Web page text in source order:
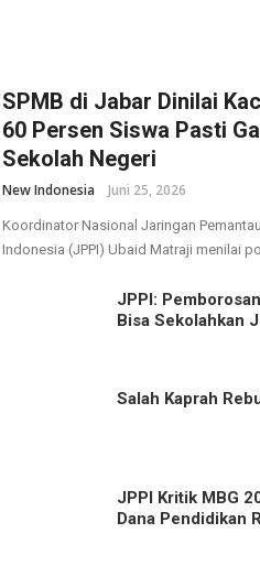
SPMB di Jabar Dinilai
60 Persen Siswa Pasti
Sekolah Negeri
New Indonesia Juni 25, 2026
Koordinator Nasional Jaringan
Indonesia (JPPI) Ubaid Matraji menilai
JPPI:
Bisa Sekolahkan
Salah Kaprah
JPPI Kritik MBG
Dana Pendidikan